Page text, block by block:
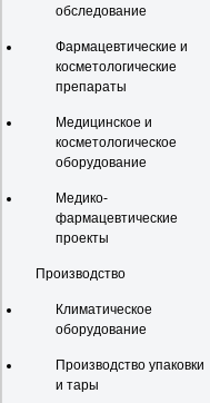
обследование
Фармацевтические и
косметологические
препараты
Медицинское и
косметологическое
оборудование
Медико-
фармацевтические
проекты
Производство
Климатическое
оборудование
Производство упаковки
и тары